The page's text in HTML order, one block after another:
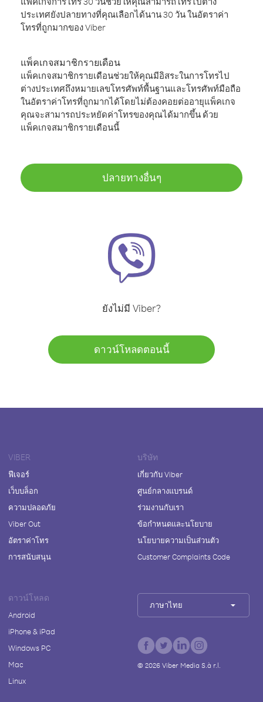
ประเทศยังปลายทางที่คุณเลือกได้นาน 30 วัน ในอัตราค่า
โทรที่ถูกมากของ Viber
แพ็คเกจสมาชิกรายเดือน
แพ็คเกจสมาชิกรายเดือนช่วยให้คุณมีอิสระในการโทรไป
ต่างประเทศถึงหมายเลขโทรศัพท์พื้นฐานและโทรศัพท์มือถือ
ในอัตราค่าโทรที่ถูกมากได้โดยไม่ต้องคอยต่ออายุแพ็คเกจ
คุณจะสามารถประหยัดค่าโทรของคุณได้มากขึ้น ด้วย
แพ็คเกจสมาชิกรายเดือนนี้
ปลายทางอื่นๆ
ยังไม่มี Viber?
ดาวน์โหลดตอนนี้
VIBER
ฟีเจอร์
เว็บบล็อก
ความปลอดภัย
Viber Out
อัตราค่าโทร
การสนับสนุน
บริษัท
เกี่ยวกับ Viber
ศูนย์กลางแบรนด์
ร่วมงานกับเรา
ข้อกำหนดและนโยบาย
นโยบายความเป็นส่วนตัว
Customer Complaints Code
ดาวน์โหลด
Android
iPhone & iPad
Windows PC
Mac
Linux
ภาษาไทย
© 2026Viber Media S.à r.l.